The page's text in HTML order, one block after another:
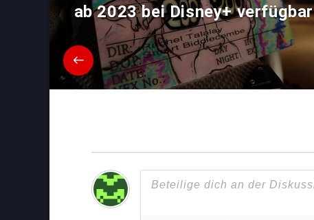
ab 2023 bei Disney+ verfügbar